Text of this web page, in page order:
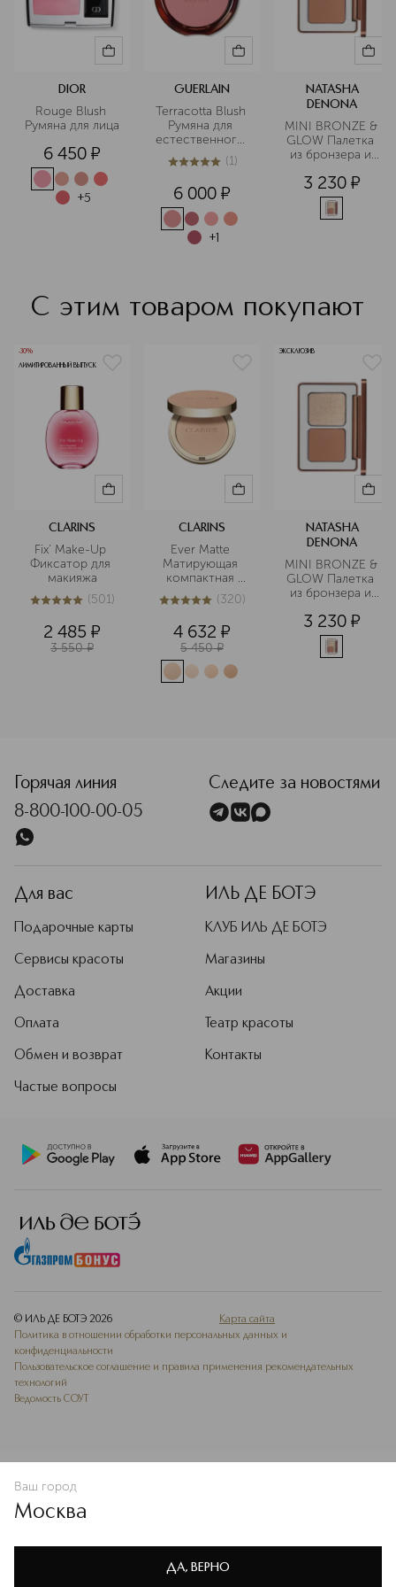
Политике конфиденциальности
Подробнее
DIOR
Rouge Blush
Румяна для лица
6 450 ¤
+5
GUERLAIN
Terracotta Blush
Румяна для
естественного
сияния кожи
5из 51 (1)
6 000 ¤
+1
NATASHA
DENONA
MINI BRONZE &
GLOW Палетка
из бронзера и
3 230 ¤
С этим товаром покупают
-30%
ЛИМИТИРОВАННЫЙ ВЫПУСК
CLARINS
Fix' Make-Up
Фиксатор для
макияжа
5из 5501 (501)
2 485 ¤
3 550 ¤
CLARINS
Ever Matte
Матирующая
компактная
пудра
5из 5320 (320)
4 632 ¤
5 450 ¤
ЭКСКЛЮЗИВ
NATASHA
DENONA
MINI BRONZE &
GLOW Палетка
из бронзера и
3 230 ¤
В КОРЗИНУ
Горячая линия
8-800-100-00-05
Следите за новостями
Для вас
Подарочные карты
Сервисы красоты
Доставка
Оплата
Обмен и возврат
Частые вопросы
ИЛЬ ДЕ БОТЭ
КЛУБ ИЛЬ ДЕ БОТЭ
Магазины
Акции
Театр красоты
Контакты
© ИЛЬ ДЕ БОТЭ 2026
Карта сайта
Политика в отношении обработки персональных данных и
конфиденциальности
Пользовательское соглашение и правила применения рекомендательных
технологий
Ведомость СОУТ
Ваш город
Москва
ДА, ВЕРНО